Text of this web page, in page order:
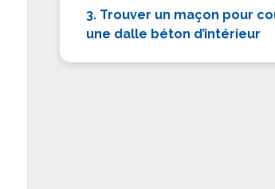
3. Trouver un maçon pour
une dalle béton d’intérieur